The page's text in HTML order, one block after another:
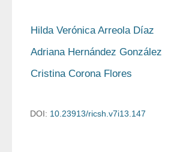
Hilda Verónica Arreola Díaz
Adriana Hernández González
Cristina Corona Flores
DOI: 10.23913/ricsh.v7i13.147